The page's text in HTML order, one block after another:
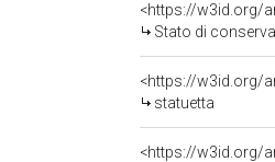
<https://w3id.org/
Stato di
<https://w3id.org/
statuetta
<https://w3id.org/